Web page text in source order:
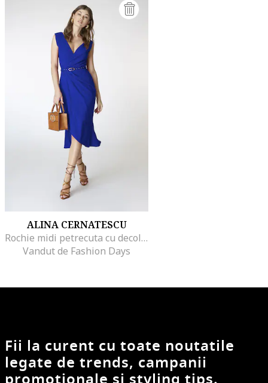
ALINA CERNATESCU
Rochie midi petrecuta cu decolteu cache-coeur Fame, Albastru
Vandut de Fashion Days
Fii la curent cu toate noutatile
legate de trends, campanii